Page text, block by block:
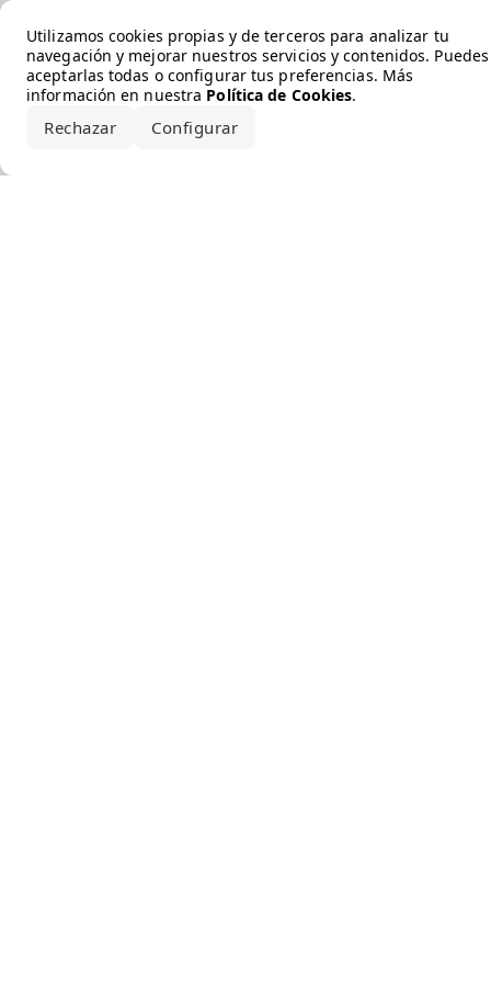
Utilizamos cookies propias y de terceros para analizar tu
navegación y mejorar nuestros servicios y contenidos. Puedes
aceptarlas todas o configurar tus preferencias. Más
información en nuestra Política de Cookies.
Rechazar Configurar
Error loading the brand